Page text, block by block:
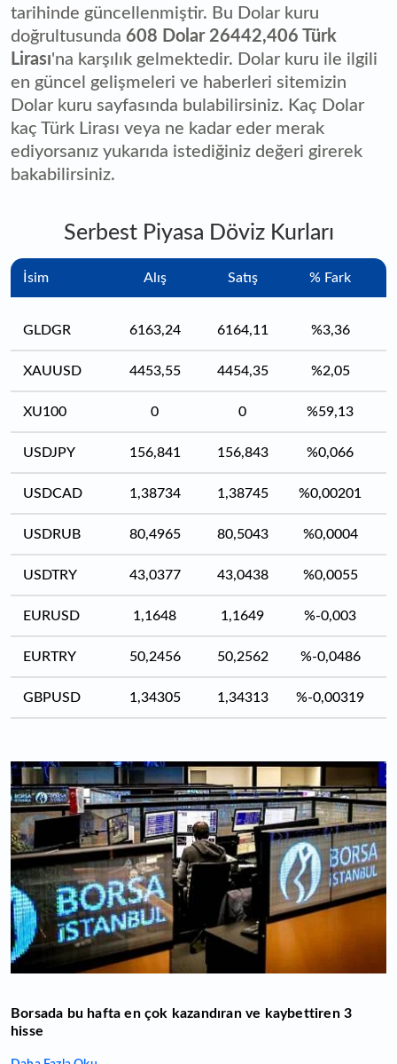
tarihinde güncellenmiştir. Bu Dolar kuru
doğrultusunda 608 Dolar 26442,406 Türk
Lirası'na karşılık gelmektedir. Dolar kuru ile ilgili
en güncel gelişmeleri ve haberleri sitemizin
Dolar kuru sayfasında bulabilirsiniz. Kaç Dolar
kaç Türk Lirası veya ne kadar eder merak
ediyorsanız yukarıda istediğiniz değeri girerek
bakabilirsiniz.
Serbest Piyasa Döviz Kurları
İsim Alış Satış % Fark
GLDGR 6163,24 6164,11 %3,36
XAUUSD 4453,55 4454,35 %2,05
XU100 0 0 %59,13
USDJPY 156,841 156,843 %0,066
USDCAD 1,38734 1,38745 %0,00201
USDRUB 80,4965 80,5043 %0,0004
USDTRY 43,0377 43,0438 %0,0055
EURUSD 1,1648 1,1649 %-0,003
EURTRY 50,2456 50,2562 %-0,0486
GBPUSD 1,34305 1,34313 %-0,00319
Borsada bu hafta en çok kazandıran ve kaybettiren 3
hisse